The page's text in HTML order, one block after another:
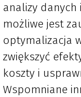
analizy danych
możliwe jest
optymalizacja
zwiększyć
koszty i
Wspomniane